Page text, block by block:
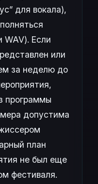
для вокала),
WAV). Если
или
за неделю до
программы
допустима
план
не был еще
фестиваля.